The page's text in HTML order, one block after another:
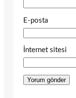
E-posta
İnternet sitesi